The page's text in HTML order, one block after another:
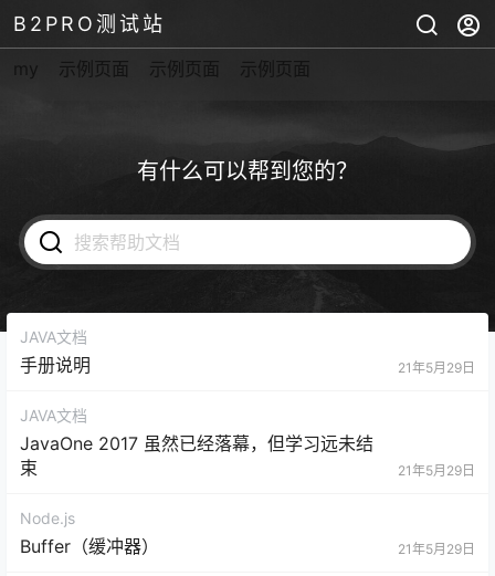
B2PRO测试站
my 示例页面 示例页面 示例页面
有什么可以帮到您的？
JAVA文档
手册说明 21年5月29日
JAVA文档
JavaOne 2017 虽然已经落幕，但学习远未结
束
21年5月29日
Node.js
Buffer（缓冲器） 21年5月29日